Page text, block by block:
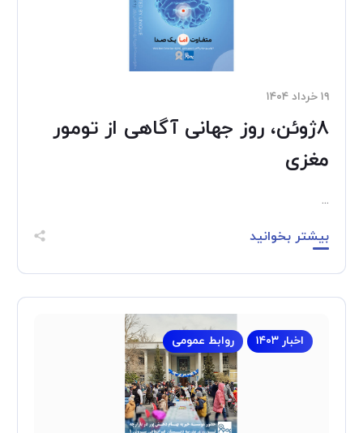
۱۹ خرداد ۱۴۰۴
8ژوئن، روز جهانی آگاهی از تومور
مغزی
...
بیشتر بخوانید
اخبار ۱۴۰۳ روابط عمومی